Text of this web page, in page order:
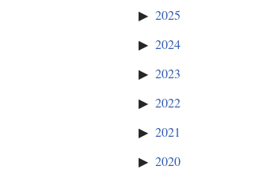
2025
2024
2023
2022
2021
2020